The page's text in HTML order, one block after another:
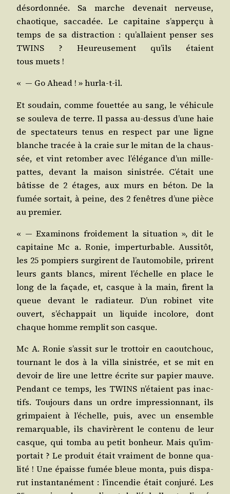
désor­don­née. Sa marche deve­nait ner­veuse,
chao­tique, sac­ca­dée. Le capi­taine s’ap­per­çu à
temps de sa dis­trac­tion : qu’al­laient pen­ser ses
TWINS ? Heu­reu­se­ment qu’ils étaient
tous muets !
« ― Go Ahead ! » hurla-t-il.
Et sou­dain, comme fouet­tée au sang, le véhi­cule
se sou­le­va de terre. Il pas­sa au-des­sus d’une haie
de spec­ta­teurs tenus en res­pect par une ligne
blanche tra­cée à la craie sur le mitan de la chaus­
sée, et vint retom­ber avec l’é­lé­gance d’un mille-
pattes, devant la mai­son sinis­trée. C’é­tait une
bâtisse de 2 étages, aux murs en béton. De la
fumée sor­tait, à peine, des 2 fenêtres d’une pièce
au premier.
« ― Exa­mi­nons froi­de­ment la situa­tion », dit le
capi­taine Mc a. Ronie, imper­tur­bable. Aus­si­tôt,
les 25 pom­piers sur­girent de l’au­to­mo­bile, prirent
leurs gants blancs, mirent l’é­chelle en place le
long de la façade, et, casque à la main, firent la
queue devant le radia­teur. D’un robi­net vite
ouvert, s’é­chap­pait un liquide inco­lore, dont
chaque homme rem­plit son casque.
Mc A. Ronie s’as­sit sur le trot­toir en caou­tchouc,
tour­nant le dos à la vil­la sinis­trée, et se mit en
devoir de lire une lettre écrite sur papier mauve.
Pen­dant ce temps, les TWINS n’é­taient pas inac­
tifs. Tou­jours dans un ordre impres­sion­nant, ils
grim­paient à l’é­chelle, puis, avec un ensemble
remar­quable, ils cha­vi­rèrent le conte­nu de leur
casque, qui tom­ba au petit bon­heur. Mais qu’im­
por­tait ? Le pro­duit était vrai­ment de bonne qua­
li­té ! Une épaisse fumée bleue mon­ta, puis dis­pa­
rut ins­tan­ta­né­ment : l’in­cen­die était conju­ré. Les